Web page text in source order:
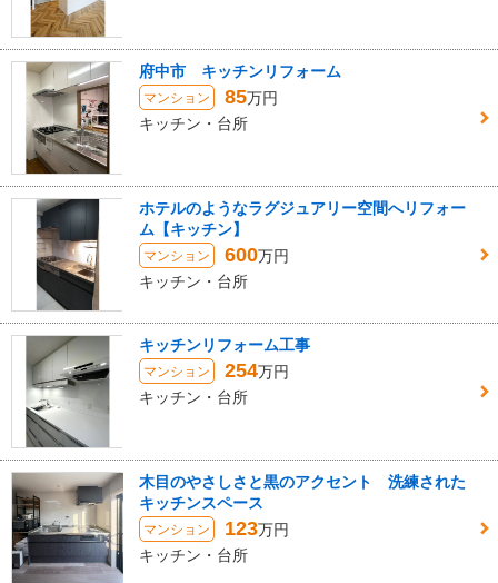
府中市 キッチンリフォーム
マンション 85万円
キッチン・台所
ホテルのようなラグジュアリー空間へリフォー
ム【キッチン】
マンション 600万円
キッチン・台所
キッチンリフォーム工事
マンション 254万円
キッチン・台所
木目のやさしさと黒のアクセント 洗練された
キッチンスペース
マンション 123万円
キッチン・台所